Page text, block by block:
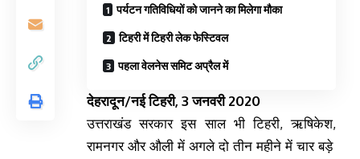
पर्यटन गतिविधियों को जानने का मिलेगा मौका
टिहरी में टिहरी लेक फेस्टिवल
पहला वेलनेस समिट अप्रैल में
देहरादून/नई टिहरी, 3 जनवरी 2020
उत्तराखंड सरकार इस साल भी टिहरी, ऋषिकेश,
रामनगर और औली में अगले दो तीन महीने में चार बड़े